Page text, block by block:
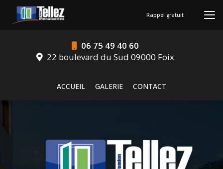
contenu
06 75 49 40 60
22 boulevard du Sud 09000 Foix
ACCUEIL
GALERIE CONTACT
Rappel gratuit